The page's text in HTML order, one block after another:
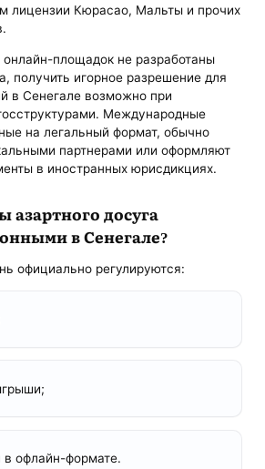
лицензии Кюрасао, Мальты и прочих
онлайн-площадок не разработаны
получить игорное разрешение для
в Сенегале возможно при
Международные
на легальный формат, обычно
партнерами или оформляют
в иностранных юрисдикциях.
азартного досуга
в Сенегале?
официально регулируются:
офлайн-формате.